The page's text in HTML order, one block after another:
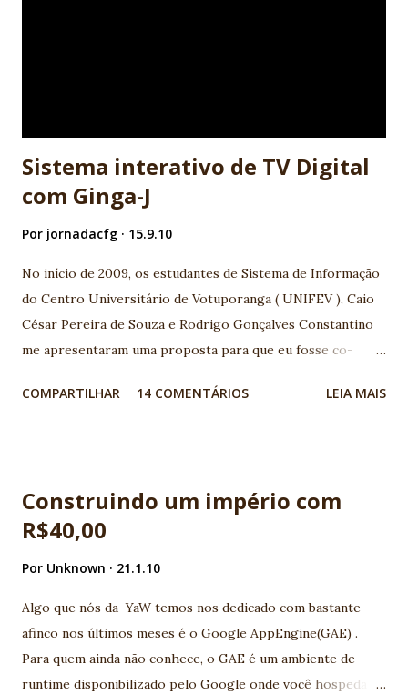
atividad...
Sistema interativo de TV Digital
com Ginga-J
Por jornadacfg 15.9.10
No início de 2009, os estudantes de Sistema de Informação
do Centro Universitário de Votuporanga ( UNIFEV ), Caio
César Pereira de Souza e Rodrigo Gonçalves Constantino
me apresentaram uma proposta para que eu fosse co-
Domingos da Silva , em seu Trabalho de conclusão de curso
realizada em 2006 em Votuporanga-SP. Ficamos muito
entusiasmados com a possibilidade de interatividade na TV
de perto as notícias na imprensa e todo o esforço e
iniciativas realizadas pelo Fórum do Sistema Brasileiro de
TV Digital Terrestre (SBTVD) , que organizou e produziu
especificações ABNT, normatizando o sistema de TV Digital
COMPARTILHAR 14 COMENTÁRIOS LEIA MAIS
Construindo um império com
R$40,00
Por Unknown 21.1.10
Algo que nós da YaW temos nos dedicado com bastante
afinco nos últimos meses é o Google AppEngine(GAE) .
Para quem ainda não conhece, o GAE é um ambiente de
runtime disponibilizado pelo Google onde você hospeda a